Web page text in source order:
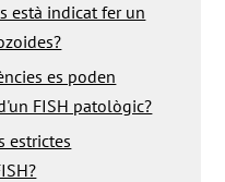
està indicat fer un
es poden
FISH patològic?
estrictes